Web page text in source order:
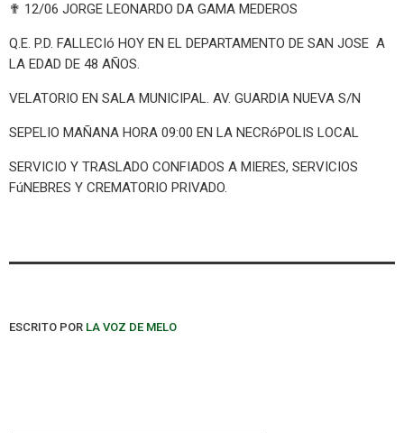
✟ 12/06 JORGE LEONARDO DA GAMA MEDEROS
Q.E. P.D. FALLECIó HOY EN EL DEPARTAMENTO DE SAN JOSE A
LA EDAD DE 48 AÑOS.
VELATORIO EN SALA MUNICIPAL. AV. GUARDIA NUEVA S/N
SEPELIO MAÑANA HORA 09:00 EN LA NECRóPOLIS LOCAL
SERVICIO Y TRASLADO CONFIADOS A MIERES, SERVICIOS
FúNEBRES Y CREMATORIO PRIVADO.
ESCRITO POR LA VOZ DE MELO